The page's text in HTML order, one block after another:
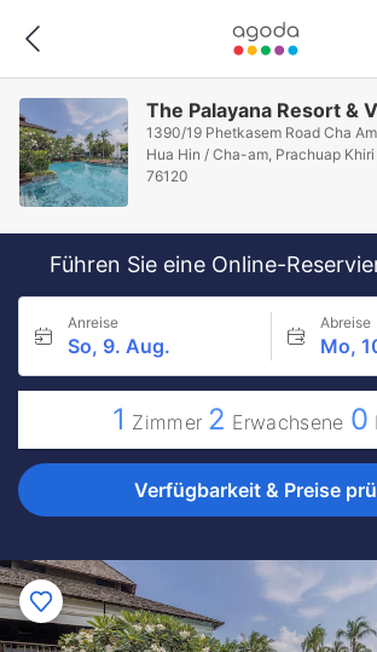
The Palayana Resort &
1390/19 Phetkasem Road Cha
Hua Hin / Cha-am, Prachuap
76120
Führen Sie eine Online-
Anreise
So, 9. Aug.
Abreise
Mo,
1 Zimmer 2 Erwachsene 0
Verfügbarkeit & Preise